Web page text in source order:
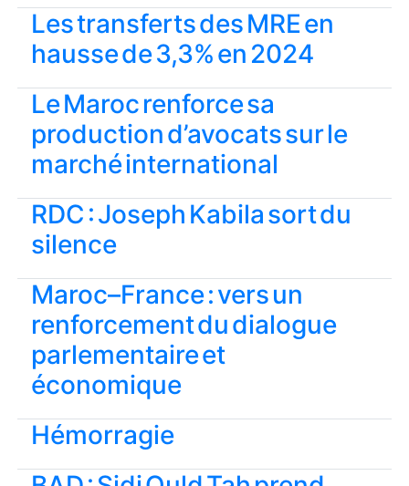
Les transferts des MRE en
hausse de 3,3% en 2024
Le Maroc renforce sa
production d’avocats sur le
marché international
RDC : Joseph Kabila sort du
silence
Maroc–France : vers un
renforcement du dialogue
parlementaire et
économique
Hémorragie